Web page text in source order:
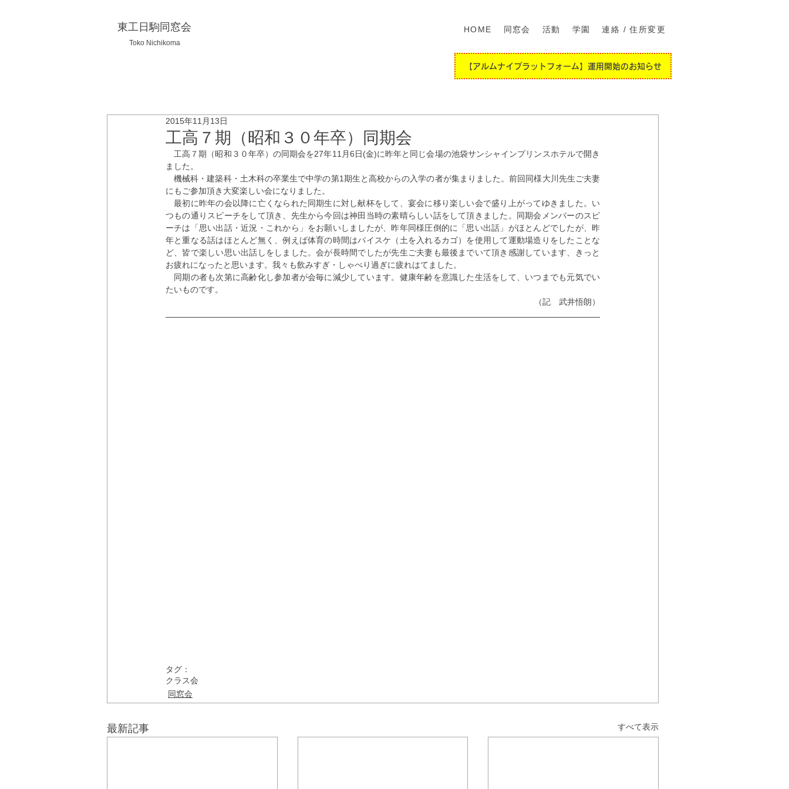
東工日駒同窓会
Toko Nichikoma
HOME 同窓会 活動 学園 連絡 / 住所変更
【アルムナイプラットフォーム】運用開始のお知らせ
工高７期（昭和３０年卒）同期会
2015年11月13日
工高７期（昭和３０年卒）の同期会を27年11月6日(金)に昨年と同じ会場の池袋サンシャインプリンスホテルで開き
ました。
機械科・建築科・土木科の卒業生で中学の第1期生と高校からの入学の者が集まりました。前回同様大川先生ご夫妻
にもご参加頂き大変楽しい会になりました。
最初に昨年の会以降に亡くなられた同期生に対し献杯をして、宴会に移り楽しい会で盛り上がってゆきました。い
つもの通りスピーチをして頂き、先生から今回は神田当時の素晴らしい話をして頂きました。同期会メンバーのスピ
ーチは「思い出話・近況・これから」をお願いしましたが、昨年同様圧倒的に「思い出話」がほとんどでしたが、昨
年と重なる話はほとんど無く、例えば体育の時間はパイスケ（土を入れるカゴ）を使用して運動場造りをしたことな
ど、皆で楽しい思い出話しをしました。会が長時間でしたが先生ご夫妻も最後までいて頂き感謝しています、きっと
お疲れになったと思います。我々も飲みすぎ・しゃべり過ぎに疲れはてました。
同期の者も次第に高齢化し参加者が会毎に減少しています。健康年齢を意識した生活をして、いつまでも元気でい
たいものです。
（記　武井悟朗）
タグ：
クラス会
同窓会
最新記事 すべて表示